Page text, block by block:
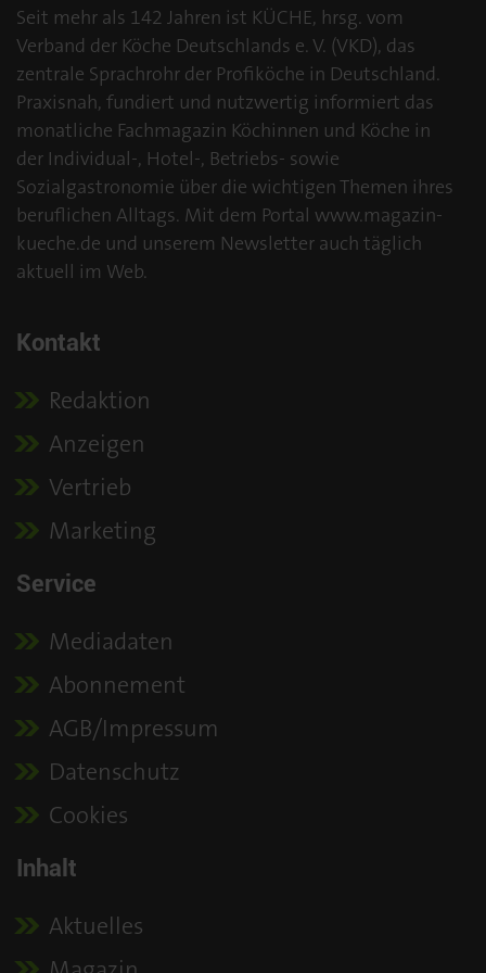
Seit mehr als 142 Jahren ist KÜCHE, hrsg. vom
Verband der Köche Deutschlands e. V. (VKD), das
zentrale Sprachrohr der Profiköche in Deutschland.
Praxisnah, fundiert und nutzwertig informiert das
monatliche Fachmagazin Köchinnen und Köche in
der Individual-, Hotel-, Betriebs- sowie
Sozialgastronomie über die wichtigen Themen ihres
beruflichen Alltags. Mit dem Portal www.magazin-
kueche.de und unserem Newsletter auch täglich
aktuell im Web.
Kontakt
Redaktion
Anzeigen
Vertrieb
Marketing
Service
Mediadaten
Abonnement
AGB/Impressum
Datenschutz
Cookies
Inhalt
Aktuelles